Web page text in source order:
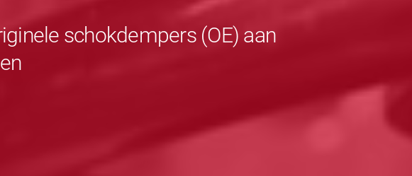
schokdempers (OE) aan